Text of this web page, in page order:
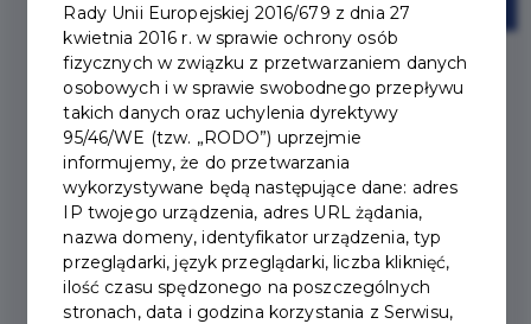
Rady Unii Europejskiej 2016/679 z dnia 27
kwietnia 2016 r. w sprawie ochrony osób
fizycznych w związku z przetwarzaniem danych
osobowych i w sprawie swobodnego przepływu
takich danych oraz uchylenia dyrektywy
95/46/WE (tzw. „RODO”) uprzejmie
informujemy, że do przetwarzania
wykorzystywane będą następujące dane: adres
IP twojego urządzenia, adres URL żądania,
nazwa domeny, identyfikator urządzenia, typ
przeglądarki, język przeglądarki, liczba kliknięć,
ilość czasu spędzonego na poszczególnych
stronach, data i godzina korzystania z Serwisu,